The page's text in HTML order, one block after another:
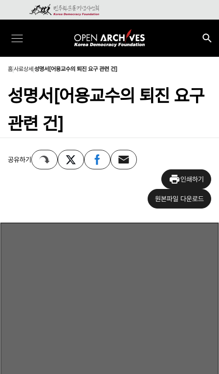
홈사료상세 성명서[어용교수의 퇴진 요구 관련 건]
성명서[어용교수의 퇴진 요구
관련 건]
공유하기
인쇄하기
원본파일 다운로드